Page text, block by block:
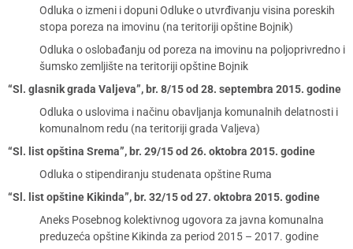
Odluka o izmeni i dopuni Odluke o utvrđivanju visina poreskih
stopa poreza na imovinu (na teritoriji opštine Bojnik)
Odluka o oslobađanju od poreza na imovinu na poljoprivredno i
šumsko zemljište na teritoriji opštine Bojnik
“Sl. glasnik grada Valjeva”, br. 8/15 od 28. septembra 2015. godine
Odluka o uslovima i načinu obavljanja komunalnih delatnosti i
komunalnom redu (na teritoriji grada Valjeva)
“Sl. list opština Srema”, br. 29/15 od 26. oktobra 2015. godine
Odluka o stipendiranju studenata opštine Ruma
“Sl. list opštine Kikinda”, br. 32/15 od 27. oktobra 2015. godine
Aneks Posebnog kolektivnog ugovora za javna komunalna
preduzeća opštine Kikinda za period 2015 – 2017. godine